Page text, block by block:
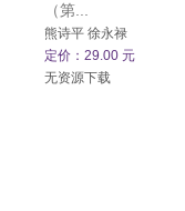
（第...
熊诗平 徐永禄
定价：29.00 元
无资源下载